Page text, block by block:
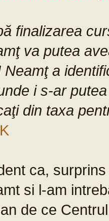
finalizarea
va putea
Neamţ a
i s-ar
din taxa
ca,
si l-am
de ce